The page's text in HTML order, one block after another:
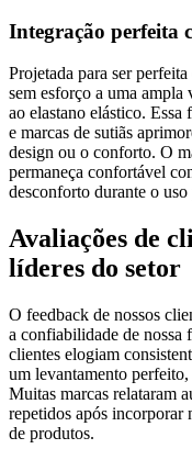
Integração perfeita
Projetada para ser
sem esforço a uma
ao elastano elástico.
e marcas de sutiãs
design ou o conforto. O
permaneça confortável
desconforto durante o
Avaliações de
líderes do setor
O feedback de nossos
a confiabilidade de nossa
clientes elogiam
um levantamento
Muitas marcas relataram
repetidos após incorporar
de produtos.